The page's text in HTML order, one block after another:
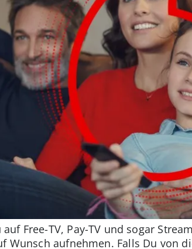
Free-TV, Pay-TV und sogar
Wunsch aufnehmen. Falls Du von